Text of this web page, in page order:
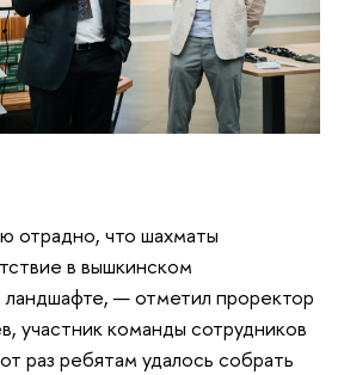
отрадно, что шахматы
в вышкинском
ландшафте, — отметил проректор
участник команды сотрудников
раз ребятам удалось собрать